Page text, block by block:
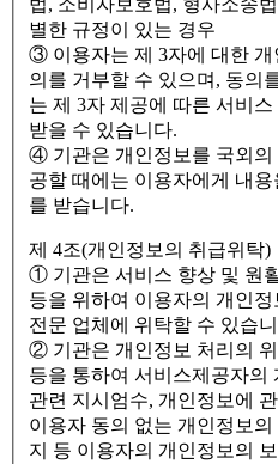
법, 소비자보호법, 형사소송
별한 규정이 있는 경우
③ 이용자는 제 3자에 대한 개
의를 거부할 수 있으며, 동의
는 제 3자 제공에 따른 서비
받을 수 있습니다.
④ 기관은 개인정보를 국외의
공할 때에는 이용자에게 내용
를 받습니다.
제 4조(개인정보의 취급위탁)
① 기관은 서비스 향상 및 원
등을 위하여 이용자의 개인
전문 업체에 위탁할 수 있습
② 기관은 개인정보 처리의
등을 통하여 서비스제공자의
관련 지시엄수, 개인정보에
이용자 동의 없는 개인정보의
지 등 이용자의 개인정보의